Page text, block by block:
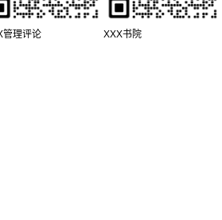
管理评论
XXX书院